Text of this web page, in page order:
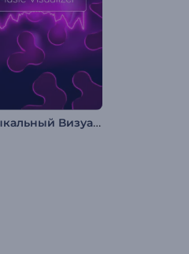
Музыкальный Визуализатор "Поток Жидкости"